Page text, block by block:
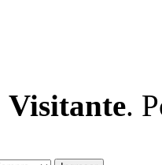
Visitante.